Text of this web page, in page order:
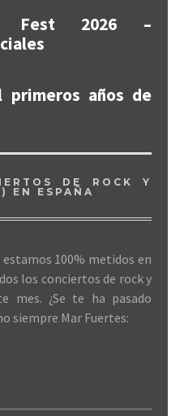
Fest 2026 –
primeros años de
DE ROCK Y
EN ESPAÑA
estamos 100% metidos en
los conciertos de rock y
mes. ¿Se te ha pasado
siempre Mar Fuertes: